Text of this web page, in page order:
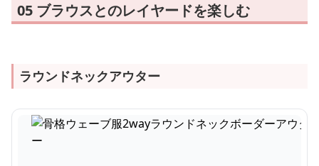
05 ブラウスとのレイヤードを楽しむ
ラウンドネックアウター